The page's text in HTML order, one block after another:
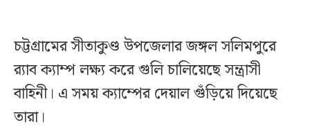
‎চট্টগ্রামের সীতাকুণ্ড উপজেলার জঙ্গল সলিমপুরে
র‍্যাব ক্যাম্প লক্ষ্য করে গুলি চালিয়েছে সন্ত্রাসী
বাহিনী। এ সময় ক্যাম্পের দেয়াল গুঁড়িয়ে দিয়েছে
তারা।